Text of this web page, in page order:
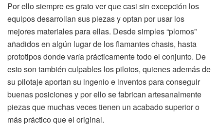
Por ello siempre es grato ver que casi sin excepción los
equipos desarrollan sus piezas y optan por usar los
mejores materiales para ellas. Desde simples “plomos”
añadidos en algún lugar de los flamantes chasis, hasta
prototipos donde varía prácticamente todo el conjunto. De
esto son también culpables los pilotos, quienes además de
su pilotaje aportan su ingenio e inventos para conseguir
buenas posiciones y por ello se fabrican artesanalmente
piezas que muchas veces tienen un acabado superior o
más práctico que el original.